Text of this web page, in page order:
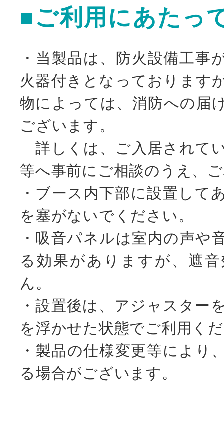
■ご利用にあたっ
・当製品は、防火設備工事
火器付きとなっております
物によっては、消防への届
ございます。
詳しくは、ご入居されて
等へ事前にご相談のうえ、
・ブース内下部に設置して
を塞がないでください。
・吸音パネルは室内の声や
る効果がありますが、遮
ん。
・設置後は、アジャスター
を浮かせた状態でご利用く
・製品の仕様変更等により
る場合がございます。